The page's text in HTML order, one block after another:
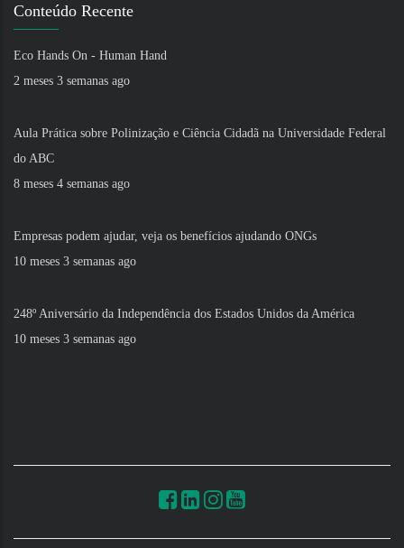
Conteúdo Recente
Eco Hands On - Human Hand
2 meses 3 semanas ago
Aula Prática sobre Polinização e Ciência Cidadã na Universidade Federal
do ABC
8 meses 4 semanas ago
Empresas podem ajudar, veja os benefícios ajudando ONGs
10 meses 3 semanas ago
248º Aniversário da Independência dos Estados Unidos da América
10 meses 3 semanas ago